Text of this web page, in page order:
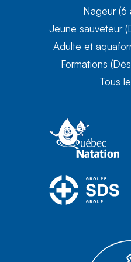
Nageur (6
Jeune sauveteur
Adulte et
Formations
Tous